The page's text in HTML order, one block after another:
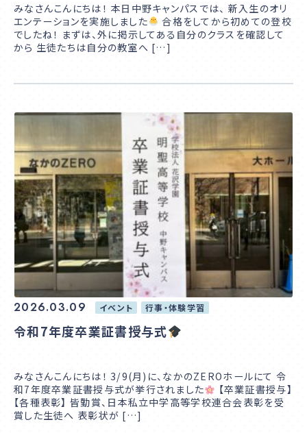
みなさんこんにちは！ 本日中野キャンパスでは、 新入生のオリ
エンテーションを実施しました
合格をしてから初めての登校
でしたね！ まずは、外に掲示してある自分のクラスを確認して
から 生徒たちは自分の教室へ […]
2026.03.09 イベント 行事・体験学習
令和7年度卒業証書授与式
みなさんこんにちは！ 3/9(月)に、なかのZEROホールにて 令
和7年度卒業証書授与式が挙行されました
【卒業証書授与】
【各種表彰】 皆勤賞、日本私立中学高等学校連合会表彰を受
賞した生徒へ 表彰状が […]